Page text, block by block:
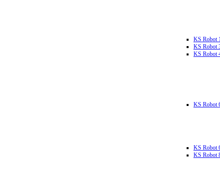
KS Robot
KS Robot
KS Robot
KS Robot
KS Robot
KS Robot